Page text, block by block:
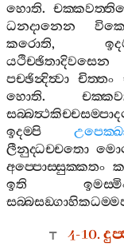
හොති.
ධනදානෙන
කරොති,
යථිච‍්ඡිතාදිවසෙන
පච‍්ඡින්‍දිත්‍වා චිත‍්තං
හොති.
ඉදම‍්පි
ලීනුද‍්ධච‍්චතො
අප‍්පොස‍්සුක‍්කතං
ඉති
4-10.